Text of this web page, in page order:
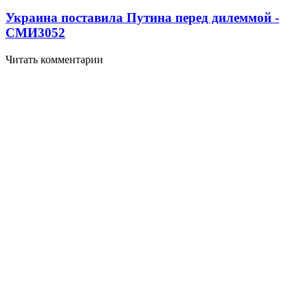
Украина поставила Путина перед дилеммой -
СМИ3052
Читать комментарии